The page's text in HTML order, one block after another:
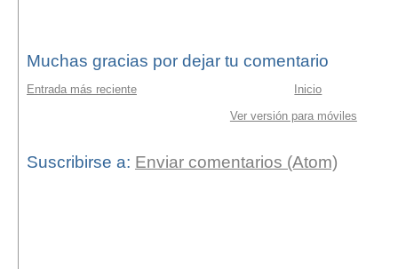
Muchas gracias por dejar tu comentario
Entrada más reciente
Inicio
Ver versión para móviles
Suscribirse a: Enviar comentarios (Atom)